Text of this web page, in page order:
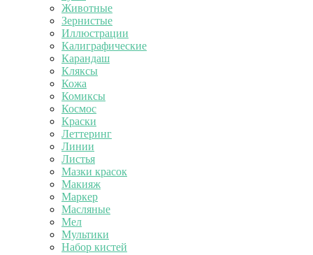
Животные
Зернистые
Иллюстрации
Калиграфические
Карандаш
Кляксы
Кожа
Комиксы
Космос
Краски
Леттеринг
Линии
Листья
Мазки красок
Макияж
Маркер
Масляные
Мел
Мультики
Набор кистей